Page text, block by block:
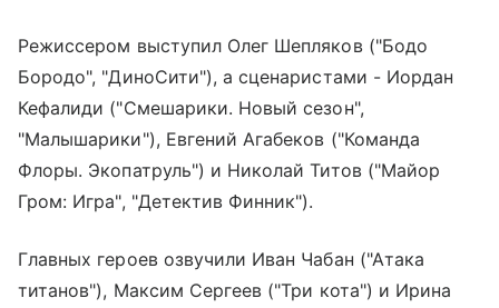
Режиссером выступил Олег Шепляков ("Бодо
Бородо", "ДиноСити"), а сценаристами - Иордан
Кефалиди ("Смешарики. Новый сезон",
"Малышарики"), Евгений Агабеков ("Команда
Флоры. Экопатруль") и Николай Титов ("Майор
Гром: Игра", "Детектив Финник").
Главных героев озвучили Иван Чабан ("Атака
титанов"), Максим Сергеев ("Три кота") и Ирина